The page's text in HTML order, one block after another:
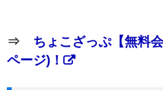
⇒ ちょこざっぷ【無料
ページ)！